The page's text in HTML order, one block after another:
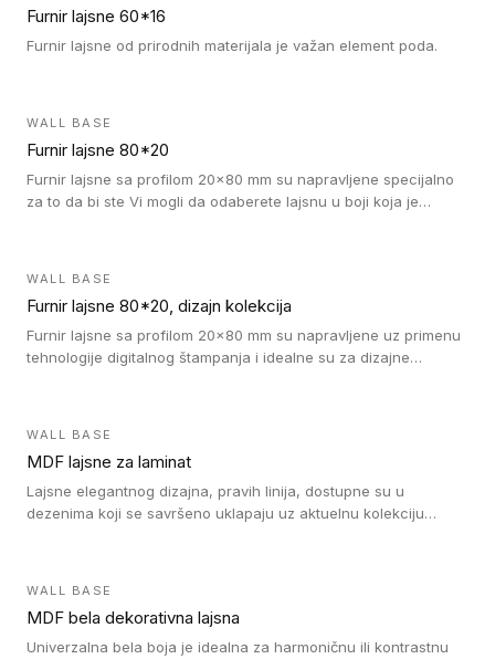
Furnir lajsne 60*16
Furnir lajsne od prirodnih materijala je važan element poda.
WALL BASE
Furnir lajsne 80*20
Furnir lajsne sa profilom 20x80 mm su napravljene specijalno
za to da bi ste Vi mogli da odaberete lajsnu u boji koja je
WALL BASE
Furnir lajsne 80*20, dizajn kolekcija
Furnir lajsne sa profilom 20x80 mm su napravljene uz primenu
tehnologije digitalnog štampanja i idealne su za dizajne
WALL BASE
MDF lajsne za laminat
Lajsne elegantnog dizajna, pravih linija, dostupne su u
dezenima koji se savršeno uklapaju uz aktuelnu kolekciju
WALL BASE
MDF bela dekorativna lajsna
Univerzalna bela boja je idealna za harmoničnu ili kontrastnu